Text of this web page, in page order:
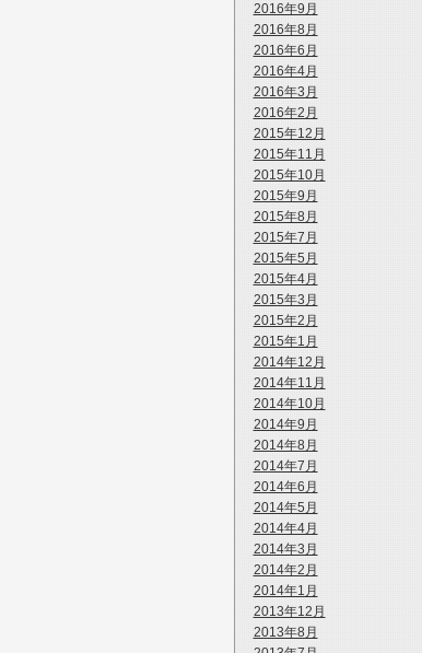
2016年9月
2016年8月
2016年6月
2016年4月
2016年3月
2016年2月
2015年12月
2015年11月
2015年10月
2015年9月
2015年8月
2015年7月
2015年5月
2015年4月
2015年3月
2015年2月
2015年1月
2014年12月
2014年11月
2014年10月
2014年9月
2014年8月
2014年7月
2014年6月
2014年5月
2014年4月
2014年3月
2014年2月
2014年1月
2013年12月
2013年8月